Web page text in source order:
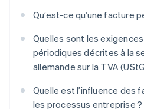
Qu’est-ce qu’une facture
Quelles sont les
périodiques décrites à la
allemande sur la TVA
Quelle est l’influence des
les processus entreprise ?